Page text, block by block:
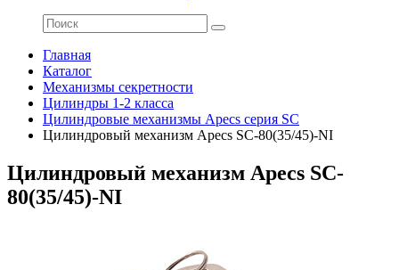
Главная
Каталог
Механизмы секретности
Цилиндры 1-2 класса
Цилиндровые механизмы Apecs серия SC
Цилиндровый механизм Apecs SC-80(35/45)-NI
Цилиндровый механизм Apecs SC-
80(35/45)-NI